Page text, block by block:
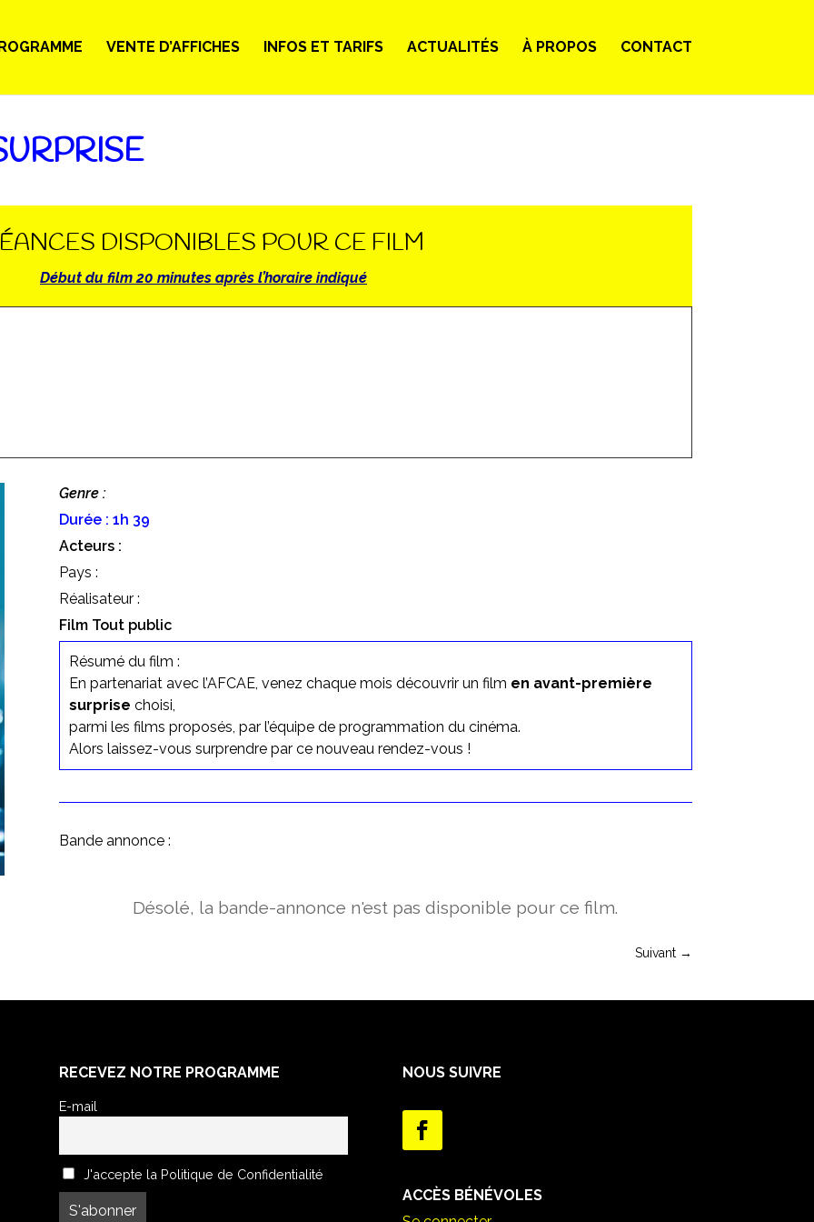
VENTE D’AFFICHES INFOS ET TARIFS ACTUALITÉS À PROPOS CONTACT
DISPONIBLES POUR CE FILM
Début du film 20 minutes après l’horaire indiqué
Genre :
Durée : 1h 39
Acteurs :
Pays :
Réalisateur :
Film Tout public
Résumé du film :
En partenariat avec l’AFCAE, venez chaque mois découvrir un film en avant-première
surprise choisi,
parmi les films proposés, par l’équipe de programmation du cinéma.
Alors laissez-vous surprendre par ce nouveau rendez-vous !
Bande annonce :
Désolé, la bande-annonce n'est pas disponible pour ce film.
Suivant→
RECEVEZ NOTRE PROGRAMME
E-mail
J'accepte la Politique de Confidentialité
NOUS SUIVRE
ACCÈS BÉNÉVOLES